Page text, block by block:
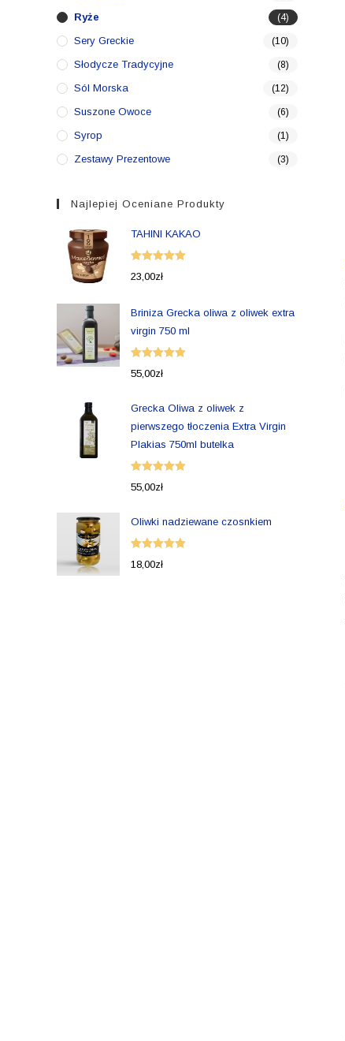
Ryże (4)
Sery Greckie (10)
Słodycze Tradycyjne (8)
Sól Morska (12)
Suszone Owoce (6)
Syrop (1)
Zestawy Prezentowe (3)
Najlepiej Oceniane Produkty
TAHINI KAKAO
Oceniono
23,00zł
Briniza Grecka oliwa z oliwek extra
virgin 750 ml
Oceniono
55,00zł
Grecka Oliwa z oliwek z
pierwszego tłoczenia Extra Virgin
Plakias 750ml butelka
Oceniono
55,00zł
Oliwki nadziewane czosnkiem
Oceniono
18,00zł